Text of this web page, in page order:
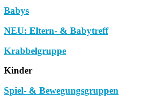
Babys
NEU: Eltern- & Babytreff
Krabbelgruppe
Kinder
Spiel- & Bewegungsgruppen